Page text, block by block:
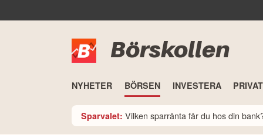
Börskollen
NYHETER BÖRSEN INVESTERA
Sparvalet: Vilken sparränta får du hos din